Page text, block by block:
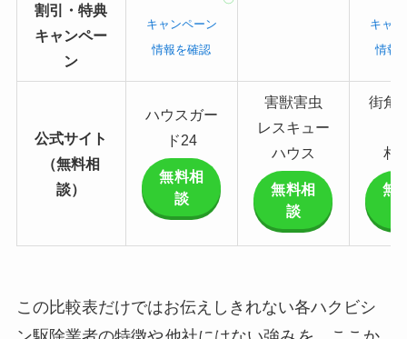
割引・特典
キャンペー
ン
キャンペーン
情報を確認
キャ
情報
公式サイト
（無料相
談）
ハウスガー
ド24
無料相
談
害獣害虫
レスキュー
ハウス
無料相
談
街角
相
無
この比較表だけではお伝えしきれない各ハクビシ